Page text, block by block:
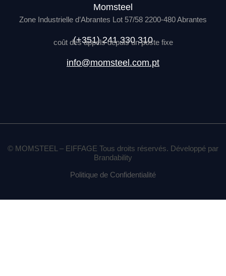
Momsteel
Zone Industrielle d’Abrantes Lot 57/58 2200-480 Abrantes
(+351) 241 330 310
coût des appels depuis un poste fixe
info@momsteel.com.pt
© MOMSTEEL – EIFFAGE Tous droits réservés. Développé par
Brandability
Politique de Confidentialité